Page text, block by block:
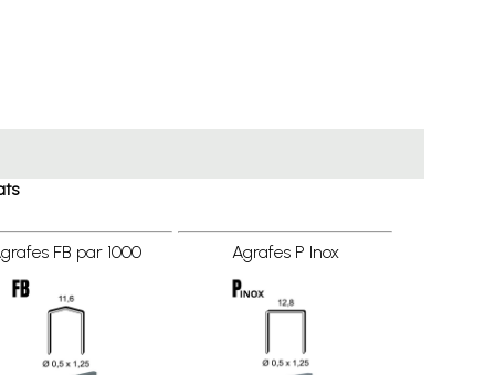
FB par 1000 Agrafes P Inox